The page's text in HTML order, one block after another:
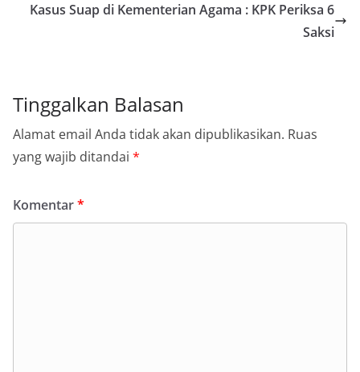
Kasus Suap di Kementerian Agama : KPK Periksa 6
Saksi
Tinggalkan Balasan
Alamat email Anda tidak akan dipublikasikan. Ruas
yang wajib ditandai *
Komentar*